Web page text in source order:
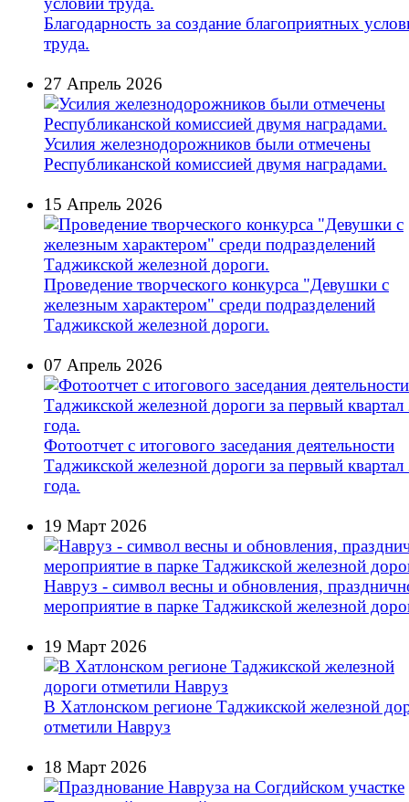
Благодарность за создание благоприятных
труда.
27 Апрель 2026
Усилия железнодорожников были отмечены
Республиканской комиссией двумя наградами.
15 Апрель 2026
Проведение творческого конкурса "Девушки с
железным характером" среди подразделений
Таджикской железной дороги.
07 Апрель 2026
Фотоотчет с итогового заседания деятельности
Таджикской железной дороги за первый
года.
19 Март 2026
Навруз - символ весны и обновления,
мероприятие в парке Таджикской железной
19 Март 2026
В Хатлонском регионе Таджикской железной
отметили Навруз
18 Март 2026